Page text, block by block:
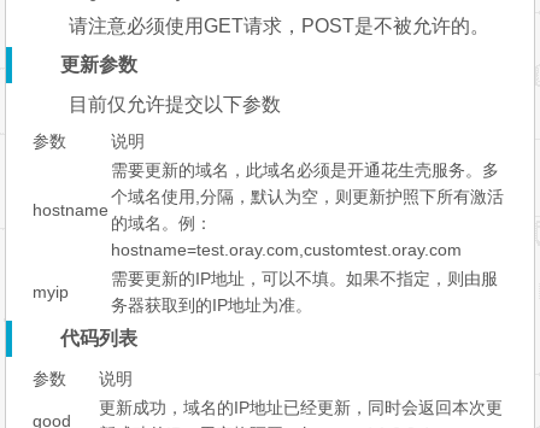
请注意必须使用GET请求，POST是不被允许的。
更新参数
目前仅允许提交以下参数
参数 说明
hostname
需要更新的域名，此域名必须是开通花生壳服务。多
个域名使用,分隔，默认为空，则更新护照下所有激活
的域名。例：
hostname=test.oray.com,customtest.oray.com
myip
需要更新的IP地址，可以不填。如果不指定，则由服
务器获取到的IP地址为准。
代码列表
参数 说明
good
更新成功，域名的IP地址已经更新，同时会返回本次更